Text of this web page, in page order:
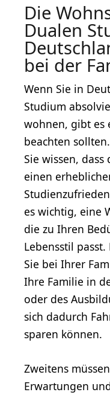
Die
Dualen
bei der
Wenn Sie in
Studium
wohnen, gibt es
beachten
Sie wissen,
einen
es wichtig, eine
die zu Ihren
Lebensstil
Sie bei Ihrer
Ihre Familie in
oder des
sich dadurch
sparen können.
Zweitens
Erwartungen